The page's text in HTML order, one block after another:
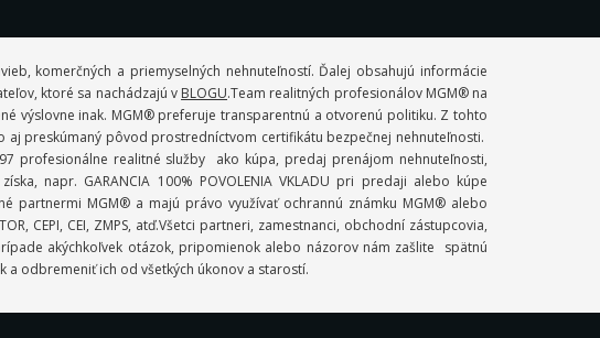
komerčných a priemyselných nehnuteľností. Ďalej obsahujú informácie
ktoré sa nachádzajú v BLOGU.Team realitných profesionálov MGM® na
výslovne inak. MGM® preferuje transparentnú a otvorenú politiku. Z tohto
preskúmaný pôvod prostredníctvom certifikátu bezpečnej nehnuteľnosti.
profesionálne realitné služby ako kúpa, predaj prenájom nehnuteľnosti,
napr. GARANCIA 100% POVOLENIA VKLADU pri predaji alebo kúpe
partnermi MGM® a majú právo využívať ochrannú známku MGM® alebo
CEPI, CEI, ZMPS, atď.Všetci partneri, zamestnanci, obchodní zástupcovia,
akýchkoľvek otázok, pripomienok alebo názorov nám zašlite spätnú
odbremeniť ich od všetkých úkonov a starostí.